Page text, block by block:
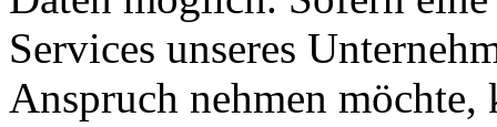
Services unseres
Anspruch nehmen